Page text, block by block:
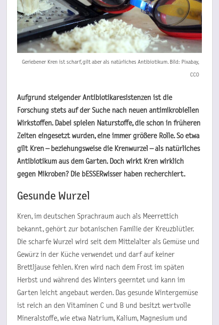
Geriebener Kren ist scharf, gilt aber als natürliches Antibiotikum. Bild: Pixabay,
CCO
Aufgrund steigender Antibiotikaresistenzen ist die
Forschung stets auf der Suche nach neuen antimikrobiellen
Wirkstoffen. Dabei spielen Naturstoffe, die schon in früheren
Zeiten eingesetzt wurden, eine immer größere Rolle. So etwa
gilt Kren – beziehungsweise die Krenwurzel – als natürliches
Antibiotikum aus dem Garten. Doch wirkt Kren wirklich
gegen Mikroben? Die bESSERwisser haben recherchiert.
Gesunde Wurzel
Kren, im deutschen Sprachraum auch als Meerrettich
bekannt, gehört zur botanischen Familie der Kreuzblütler.
Die scharfe Wurzel wird seit dem Mittelalter als Gemüse und
Gewürz in der Küche verwendet und darf auf keiner
Brettljause fehlen. Kren wird nach dem Frost im späten
Herbst und während des Winters geerntet und kann im
Garten leicht angebaut werden. Das gesunde Wintergemüse
ist reich an den Vitaminen C und B und besitzt wertvolle
Mineralstoffe, wie etwa Natrium, Kalium, Magnesium und